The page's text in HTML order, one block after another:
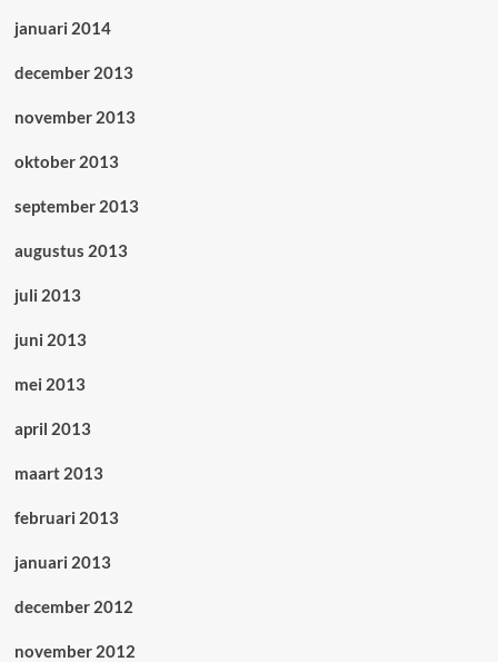
januari 2014
december 2013
november 2013
oktober 2013
september 2013
augustus 2013
juli 2013
juni 2013
mei 2013
april 2013
maart 2013
februari 2013
januari 2013
december 2012
november 2012